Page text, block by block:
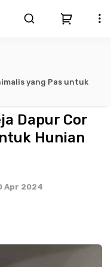
yang Pas untuk
Dapur Cor
Hunian
Apr 2024